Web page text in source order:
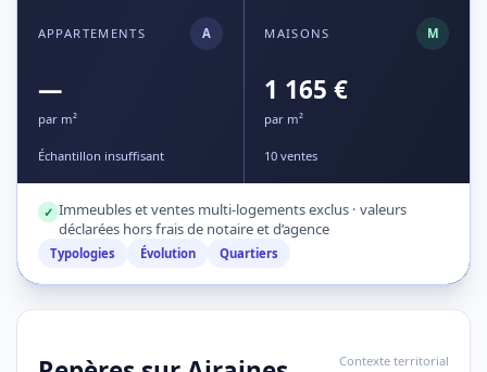
APPARTEMENTS A
—
par m²
Échantillon insuffisant
MAISONS M
1 165 €
par m²
10 ventes
✓ Immeubles et ventes multi-logements exclus · valeurs
déclarées hors frais de notaire et d’agence
Typologies Évolution Quartiers
Contexte territorial